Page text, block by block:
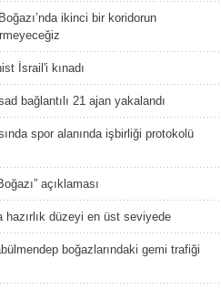
ikinci bir koridorun
İsrail'i kınadı
bağlantılı 21 ajan yakalandı
spor alanında işbirliği protokolü
açıklaması
hazırlık düzeyi en üst seviyede
boğazlarındaki gemi trafiği